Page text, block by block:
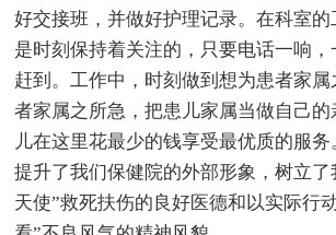
好交接班，并做好护理记录。在科室
是时刻保持着关注的，只要电话一响
赶到。工作中，时刻做到想为患者家属
者家属之所急，把患儿家属当做自己的
儿在这里花最少的钱享受最优质的服
提升了我们保健院的外部形象，树立了
天使”救死扶伤的良好医德和以实际行